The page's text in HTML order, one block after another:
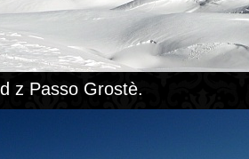
z Passo Grostè.